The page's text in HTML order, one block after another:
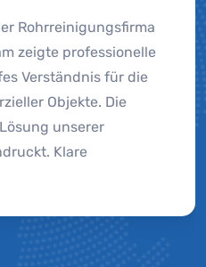
Rohrreinigungsfirma
zeigte professionelle
Verständnis für die
Objekte. Die
unserer
Klare